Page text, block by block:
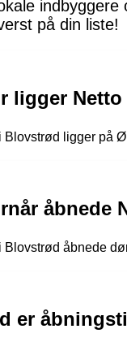
på din liste!
ligger
Blovstrød ligger på
åbnede
Blovstrød åbnede
er